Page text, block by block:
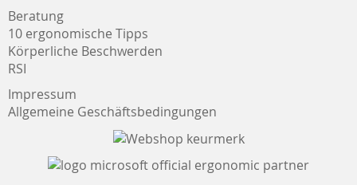
Beratung
10 ergonomische Tipps
Körperliche Beschwerden
RSI
Impressum
Allgemeine Geschäftsbedingungen